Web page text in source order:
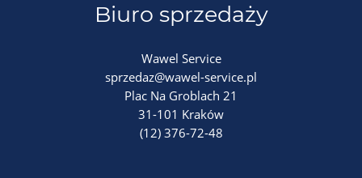
Biuro sprzedaży
Wawel Service
sprzedaz@wawel-service.pl
Plac Na Groblach 21
31-101 Kraków
(12) 376-72-48